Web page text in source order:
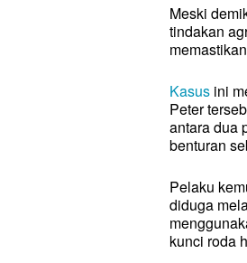
Meski
tindakan
Kasus ini
Peter
antara dua
benturan
Pelaku
diduga
kunci roda